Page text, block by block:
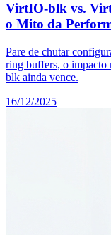
VirtIO-blk vs.
o Mito da
Pare de chutar
ring buffers, o impacto
blk ainda vence.
16/12/2025